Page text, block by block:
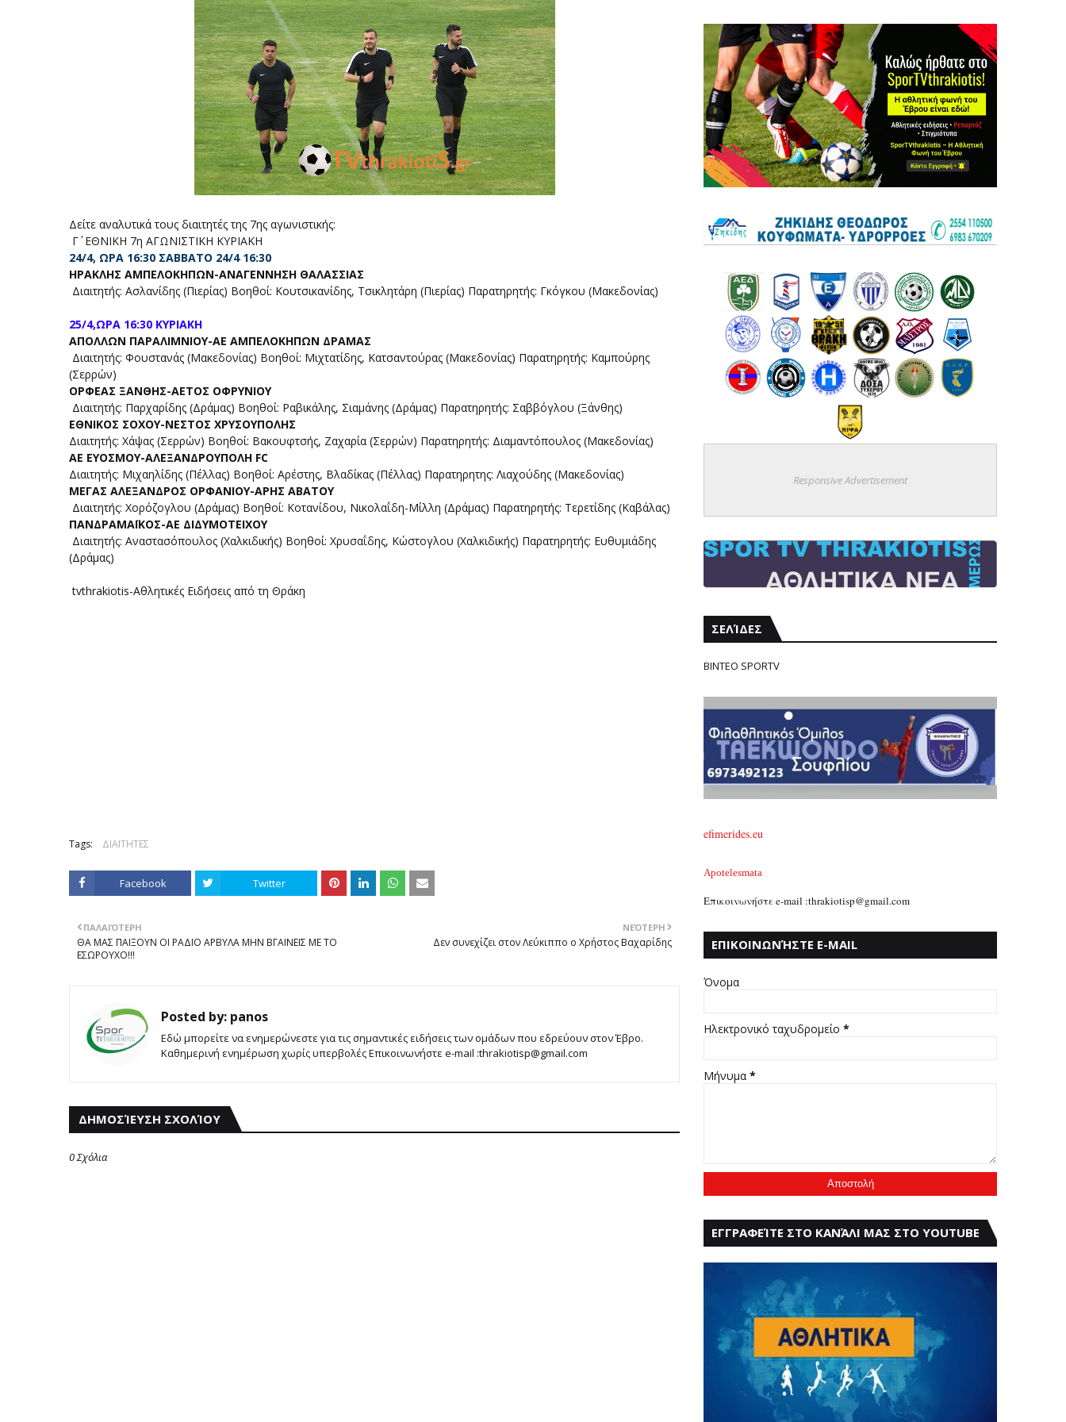
Δείτε αναλυτικά τους διαιτητές της 7ης αγωνιστικής:
Γ΄ ΕΘΝΙΚΗ 7η ΑΓΩΝΙΣΤΙΚΗ ΚΥΡΙΑΚΗ
24/4, ΩΡΑ 16:30 ΣΑΒΒΑΤΟ 24/4 16:30
ΗΡΑΚΛΗΣ ΑΜΠΕΛΟΚΗΠΩΝ-ΑΝΑΓΕΝΝΗΣΗ ΘΑΛΑΣΣΙΑΣ
Διαιτητής: Ασλανίδης (Πιερίας) Βοηθοί: Κουτσικανίδης, Τσικλητάρη (Πιερίας) Παρατηρητής: Γκόγκου (Μακεδονίας)
25/4,ΩΡΑ 16:30 ΚΥΡΙΑΚΗ
ΑΠΟΛΛΩΝ ΠΑΡΑΛΙΜΝΙΟΥ-ΑΕ ΑΜΠΕΛΟΚΗΠΩΝ ΔΡΑΜΑΣ
Διαιτητής: Φουστανάς (Μακεδονίας) Βοηθοί: Μιχτατίδης, Κατσαντούρας (Μακεδονίας) Παρατηρητής: Καμπούρης
(Σερρών)
ΟΡΦΕΑΣ ΞΑΝΘΗΣ-ΑΕΤΟΣ ΟΦΡΥΝΙΟΥ
Διαιτητής: Παρχαρίδης (Δράμας) Βοηθοί: Ραβικάλης, Σιαμάνης (Δράμας) Παρατηρητής: Σαββόγλου (Ξάνθης)
ΕΘΝΙΚΟΣ ΣΟΧΟΥ-ΝΕΣΤΟΣ ΧΡΥΣΟΥΠΟΛΗΣ
Διαιτητής: Χάψας (Σερρών) Βοηθοί: Βακουφτσής, Ζαχαρία (Σερρών) Παρατηρητής: Διαμαντόπουλος (Μακεδονίας)
ΑΕ ΕΥΟΣΜΟΥ-ΑΛΕΞΑΝΔΡΟΥΠΟΛΗ FC
Διαιτητής: Μιχαηλίδης (Πέλλας) Βοηθοί: Αρέστης, Βλαδίκας (Πέλλας) Παρατηρητης: Λιαχούδης (Μακεδονίας)
ΜΕΓΑΣ ΑΛΕΞΑΝΔΡΟΣ ΟΡΦΑΝΙΟΥ-ΑΡΗΣ ΑΒΑΤΟΥ
Διαιτητής: Χορόζογλου (Δράμας) Βοηθοί: Κοτανίδου, Νικολαΐδη-Μίλλη (Δράμας) Παρατηρητής: Τερετίδης (Καβάλας)
ΠΑΝΔΡΑΜΑΪΚΟΣ-ΑΕ ΔΙΔΥΜΟΤΕΙΧΟΥ
Διαιτητής: Αναστασόπουλος (Χαλκιδικής) Βοηθοί: Χρυσαΐδης, Κώστογλου (Χαλκιδικής) Παρατηρητής: Ευθυμιάδης
(Δράμας)
tvthrakiotis-Αθλητικές Ειδήσεις από τη Θράκη
Tags: ΔΙΑΙΤΗΤΕΣ
Facebook Twitter
ΝΕΌΤΕΡΗ
Δεν συνεχίζει στον Λεύκιππο ο Χρήστος Βαχαρίδης
ΠΑΛΑΙΌΤΕΡΗ
ΘΑ ΜΑΣ ΠΑΙΞΟΥΝ ΟΙ ΡΑΔΙΟ ΑΡΒΥΛΑ ΜΗΝ ΒΓΑΙΝΕΙΣ ΜΕ ΤΟ
ΕΣΩΡΟΥΧΟ!!!
Posted by: panos
Εδώ μπορείτε να ενημερώνεστε για τις σημαντικές ειδήσεις των ομάδων που εδρεύουν στον Έβρο.
Καθημερινή ενημέρωση χωρίς υπερβολές Επικοινωνήστε e-mail :thrakiotisp@gmail.com
ΔΗΜΟΣΊΕΥΣΗ ΣΧΟΛΊΟΥ
0 Σχόλια
Responsive Advertisement
ΣΕΛΊΔΕΣ
ΒΙΝΤΕΟ SPORTV
efimerides.eu
Apotelesmata
Επικοινωνήστε e-mail :thrakiotisp@gmail.com
ΕΠΙΚΟΙΝΩΝΉΣΤΕ E-MAIL
Όνομα
Ηλεκτρονικό ταχυδρομείο *
Μήνυμα *
ΕΓΓΡΑΦΕΊΤΕ ΣΤΟ ΚΑΝΆΛΙ ΜΑΣ ΣΤΟ YOUTUBE